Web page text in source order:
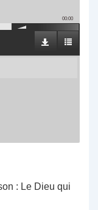
00:00
: Le Dieu qui